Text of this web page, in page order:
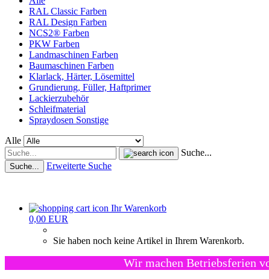
RAL Classic Farben
RAL Design Farben
NCS2® Farben
PKW Farben
Landmaschinen Farben
Baumaschinen Farben
Klarlack, Härter, Lösemittel
Grundierung, Füller, Haftprimer
Lackierzubehör
Schleifmaterial
Spraydosen Sonstige
Alle
Suche...
Suche... Erweiterte Suche
Ihr Warenkorb
0,00 EUR
Sie haben noch keine Artikel in Ihrem Warenkorb.
Wir machen Betriebsferien